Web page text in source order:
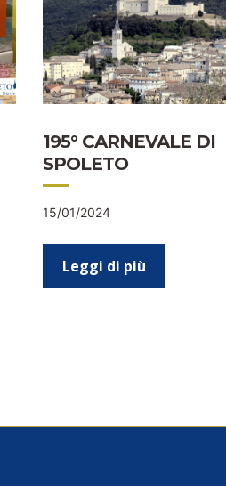
195° CARNEVALE DI
SPOLETO
15/01/2024
Leggi di più